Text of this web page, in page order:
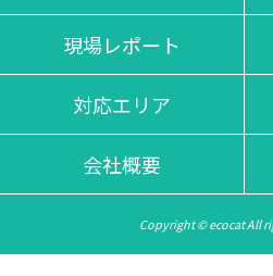
現場レポート
対応エリア
会社概要
Copyright © ecocat All